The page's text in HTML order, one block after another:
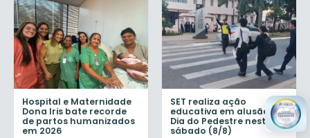
Hospital e Maternidade
Dona Iris bate recorde
de partos humanizados
em 2026
SET realiza ação
educativa em alusão ao
Dia do Pedestre neste
sábado (8/8)